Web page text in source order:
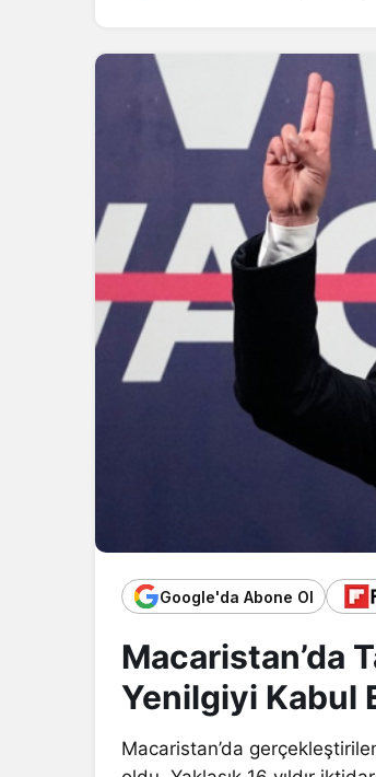
Google'da Abone Ol
Macaristan’da
Yenilgiyi Kabul
Macaristan’da